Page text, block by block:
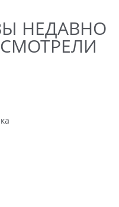
НЕДАВНО
СМОТРЕЛИ